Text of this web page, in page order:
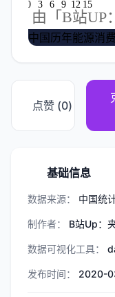
中国历年能源消
点赞 (0)
基础信息
数据来源： 中国统
制作者： B站Up：
数据可视化工具：
发布时间： 2020-